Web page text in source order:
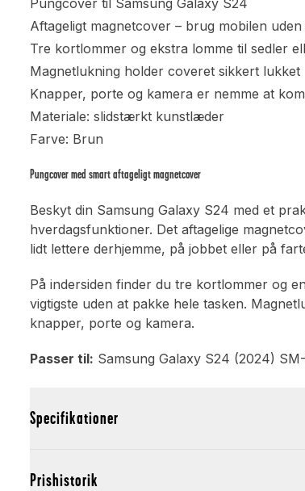
Pungcover til Samsung Galaxy S24
Aftageligt magnetcover – brug mobilen
Tre kortlommer og ekstra lomme til sedler
Magnetlukning holder coveret sikkert lukket
Knapper, porte og kamera er nemme at
Materiale: slidstærkt kunstlæder
Farve: Brun
Pungcover med smart aftageligt magnetcover
Beskyt din Samsung Galaxy S24 med et
hverdagsfunktioner. Det aftagelige
lidt lettere derhjemme, på jobbet eller på
På indersiden finder du tre kortlommer og
vigtigste uden at pakke hele tasken.
knapper, porte og kamera.
Passer til: Samsung Galaxy S24 (2024)
Specifikationer
Prishistorik